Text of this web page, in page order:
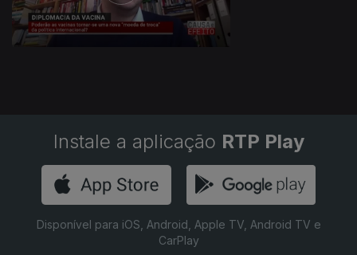
Instale a aplicação RTP Play
Disponível para iOS, Android, Apple TV, Android TV e
CarPlay